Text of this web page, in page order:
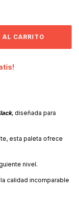
, diseñada para
esta paleta ofrece
nivel.
calidad incomparable